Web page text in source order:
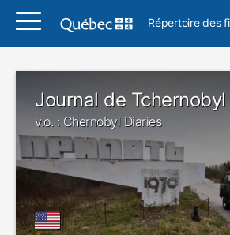
Répertoire des
Journal de Tchernobyl
v.o. : Chernobyl Diaries